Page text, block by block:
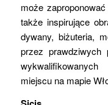
może
także inspirujące
dywany, biżuteria,
przez prawdziwych
miejscu na mapie